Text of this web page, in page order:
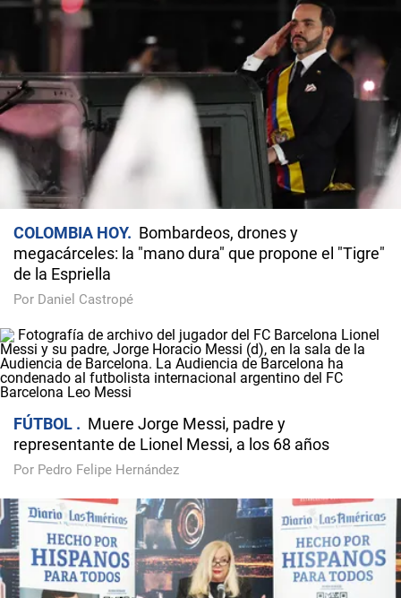
COLOMBIA HOY
Bombardeos, drones y
megacárceles: la "mano dura" que propone el "Tigre"
de la Espriella
Por Daniel Castropé
FÚTBOL
Muere Jorge Messi, padre y
representante de Lionel Messi, a los 68 años
Por Pedro Felipe Hernández